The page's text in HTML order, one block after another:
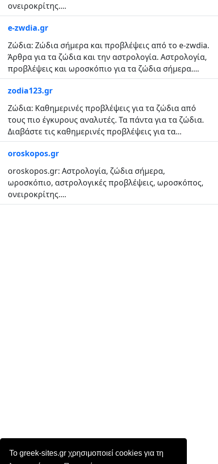
Το greek-sites.gr χρησιμοποιεί cookies για τη
ονειροκρίτης....
e-zwdia.gr
Ζώδια: Ζώδια σήμερα και προβλέψεις από το e-zwdia.
Άρθρα για τα ζώδια και την αστρολογία. Αστρολογία,
προβλέψεις και ωροσκόπιο για τα ζώδια σήμερα....
zodia123.gr
Ζώδια: Καθημερινές προβλέψεις για τα ζώδια από
τους πιο έγκυρους αναλυτές. Τα πάντα για τα ζώδια.
Διαβάστε τις καθημερινές προβλέψεις για τα...
oroskopos.gr
oroskopos.gr: Αστρολογία, ζώδια σήμερα,
ωροσκόπιο, αστρολογικές προβλέψεις, ωροσκόπος,
ονειροκρίτης....